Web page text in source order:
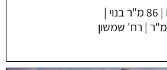
פנטאהוז | 4 חדרים | 86 מ"ר בנוי |
מרפסת שמש 123 מ"ר | רח' שמשון